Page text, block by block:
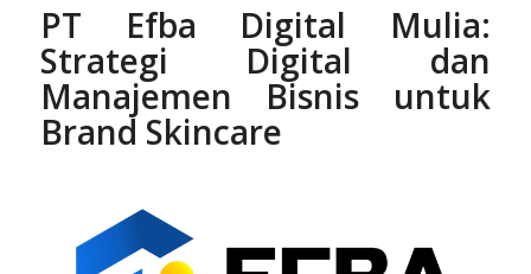
PT Efba Digital Mulia:
Strategi Digital dan
Manajemen Bisnis untuk
Brand Skincare